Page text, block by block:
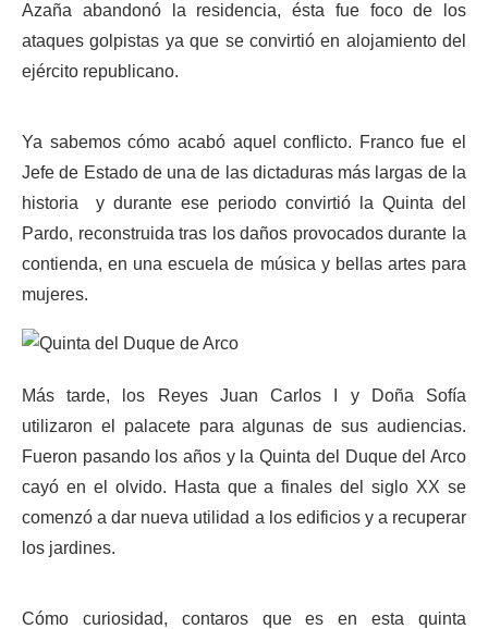
Azaña abandonó la residencia, ésta fue foco de los
ataques golpistas ya que se convirtió en alojamiento del
ejército republicano.
Ya sabemos cómo acabó aquel conflicto. Franco fue el
Jefe de Estado de una de las dictaduras más largas de la
historia y durante ese periodo convirtió la Quinta del
Pardo, reconstruida tras los daños provocados durante la
contienda, en una escuela de música y bellas artes para
mujeres.
Más tarde, los Reyes Juan Carlos I y Doña Sofía
utilizaron el palacete para algunas de sus audiencias.
Fueron pasando los años y la Quinta del Duque del Arco
cayó en el olvido. Hasta que a finales del siglo XX se
comenzó a dar nueva utilidad a los edificios y a recuperar
los jardines.
Cómo curiosidad, contaros que es en esta quinta